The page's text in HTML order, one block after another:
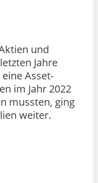
und
Jahre
Asset-
im Jahr 2022
mussten, ging
weiter.